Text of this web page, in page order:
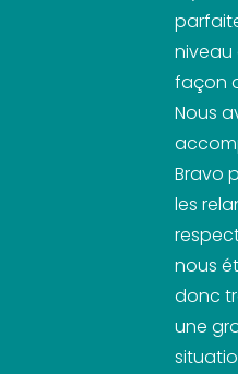
niveau
façon
Nous
Bravo
les
nous
donc
une